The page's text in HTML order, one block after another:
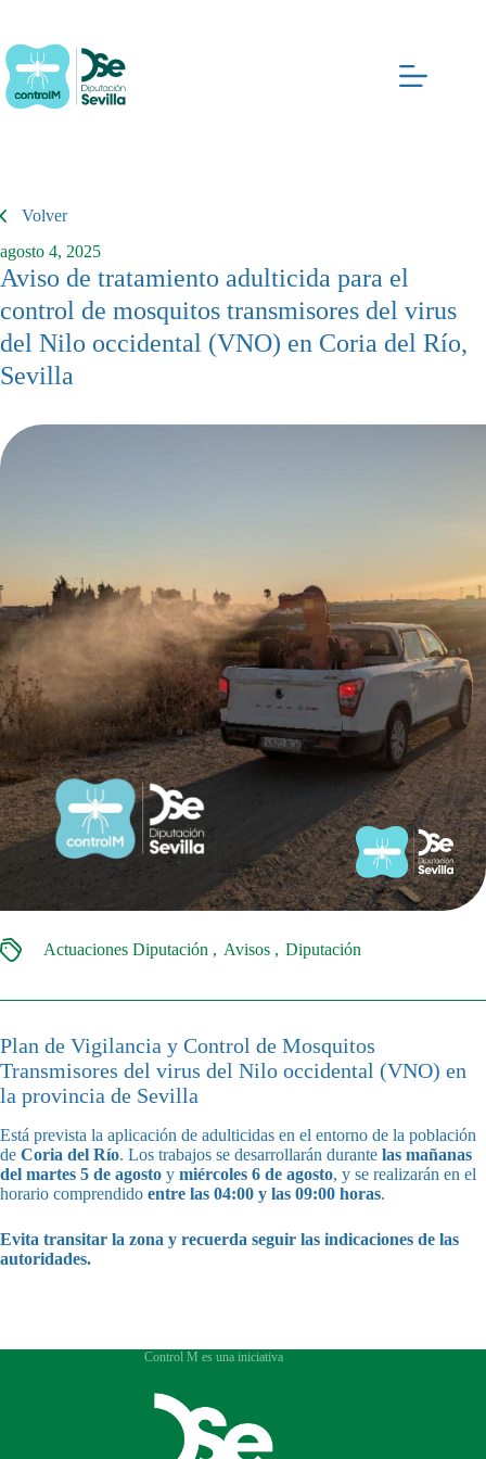
contenido
Volver
agosto 4, 2025
Aviso de tratamiento adulticida para el
control de mosquitos transmisores del virus
del Nilo occidental (VNO) en Coria del Río,
Sevilla
Actuaciones Diputación Avisos Diputación
Plan de Vigilancia y Control de Mosquitos
Transmisores del virus del Nilo occidental (VNO) en
la provincia de Sevilla
Está prevista la aplicación de adulticidas en el entorno de la población
de Coria del Río. Los trabajos se desarrollarán durante las mañanas
del martes 5 de agosto y miércoles 6 de agosto, y se realizarán en el
horario comprendido entre las 04:00 y las 09:00 horas.
Evita transitar la zona y recuerda seguir las indicaciones de las
autoridades.
Control M es una iniciativa